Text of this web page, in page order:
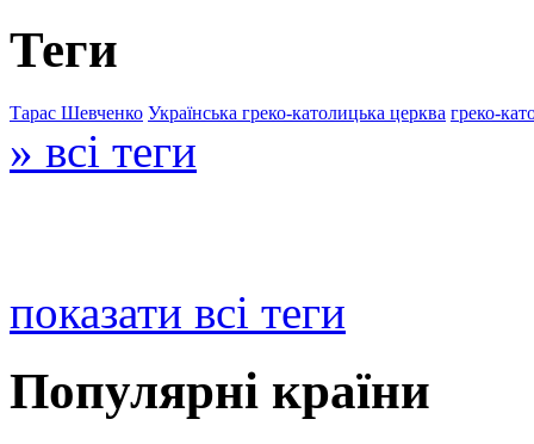
Теги
Тарас Шевченко Українська греко-католицька церква греко-
» всі теги
показати всі теги
Популярні країни